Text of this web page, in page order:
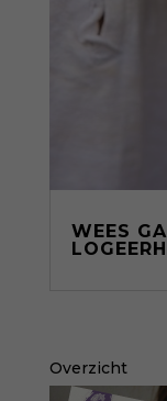
WEES
Overzicht